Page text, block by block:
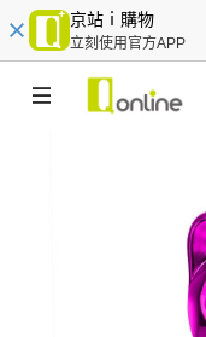
京站ｉ購物
立刻使用官方APP